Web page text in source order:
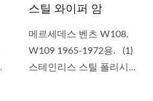
스틸 와이퍼 암
메르세데스 벤츠 W108,
W109 1965-1972용. (1)
스테인리스 스틸 폴리시